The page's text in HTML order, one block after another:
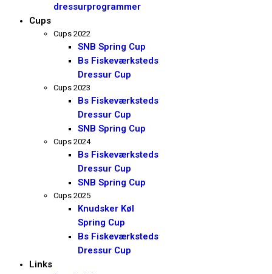
dressurprogrammer
Cups
Cups 2022
SNB Spring Cup
Bs Fiskeværksteds
Dressur Cup
Cups 2023
Bs Fiskeværksteds
Dressur Cup
SNB Spring Cup
Cups 2024
Bs Fiskeværksteds
Dressur Cup
SNB Spring Cup
Cups 2025
Knudsker Køl
Spring Cup
Bs Fiskeværksteds
Dressur Cup
Links